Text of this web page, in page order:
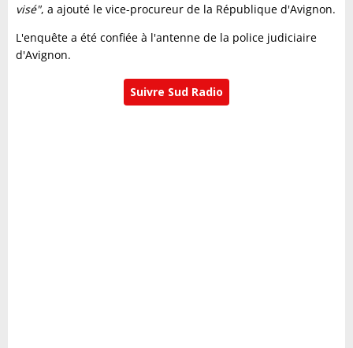
visé", a ajouté le vice-procureur de la République d'Avignon.
L'enquête a été confiée à l'antenne de la police judiciaire
d'Avignon.
Suivre Sud Radio